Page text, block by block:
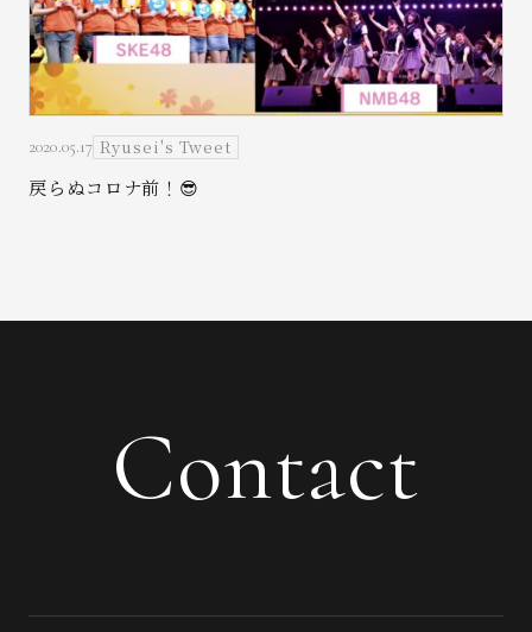
2020.05.17 Ryusei's Tweet
戻らぬコロナ前！😎
Contact